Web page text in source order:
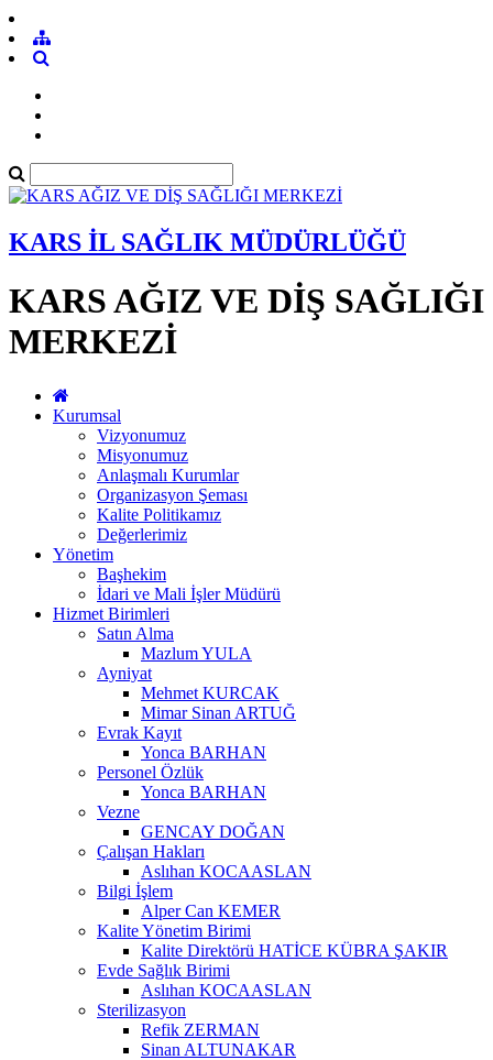
KARS İL SAĞLIK MÜDÜRLÜĞÜ
KARS AĞIZ VE DİŞ SAĞLIĞI
MERKEZİ
Kurumsal
Vizyonumuz
Misyonumuz
Anlaşmalı Kurumlar
Organizasyon Şeması
Kalite Politikamız
Değerlerimiz
Yönetim
Başhekim
İdari ve Mali İşler Müdürü
Hizmet Birimleri
Satın Alma
Mazlum YULA
Ayniyat
Mehmet KURCAK
Mimar Sinan ARTUĞ
Evrak Kayıt
Yonca BARHAN
Personel Özlük
Yonca BARHAN
Vezne
GENCAY DOĞAN
Çalışan Hakları
Aslıhan KOCAASLAN
Bilgi İşlem
Alper Can KEMER
Kalite Yönetim Birimi
Kalite Direktörü HATİCE KÜBRA ŞAKIR
Evde Sağlık Birimi
Aslıhan KOCAASLAN
Sterilizasyon
Refik ZERMAN
Sinan ALTUNAKAR